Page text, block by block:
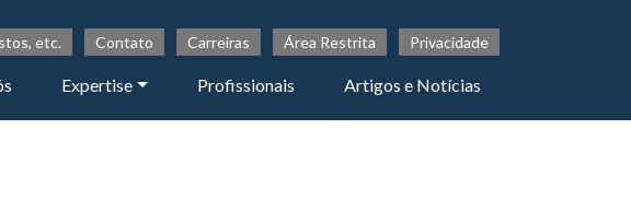
etc. Contato Carreiras Área Restrita Privacidade
Expertise Profissionais Artigos e Notícias